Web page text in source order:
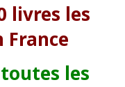
livres les
France
les